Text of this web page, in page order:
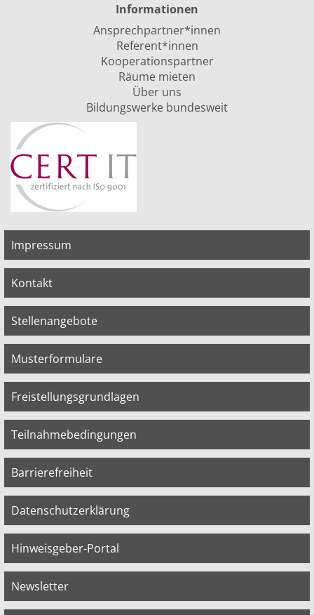
Informationen
Ansprechpartner*innen
Referent*innen
Kooperationspartner
Räume mieten
Über uns
Bildungswerke bundesweit
Impressum
Kontakt
Stellenangebote
Musterformulare
Freistellungsgrundlagen
Teilnahmebedingungen
Barrierefreiheit
Datenschutzerklärung
Hinweisgeber-Portal
Newsletter